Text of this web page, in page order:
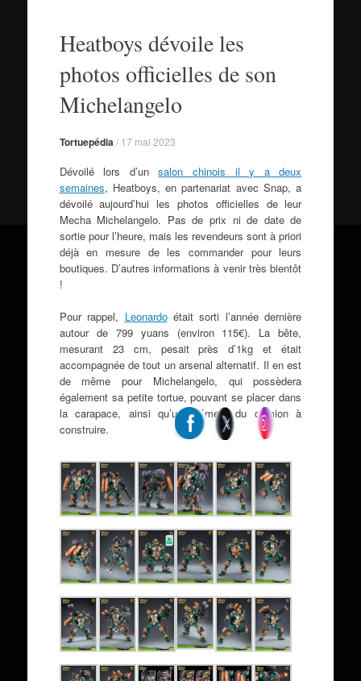
contenuHeatboys dévoile les
photos officielles de son
Michelangelo
Tortuepédia / 17 mai 2023
Dévoilé lors d’unsalon chinois il y a deux
semaines, Heatboys, en partenariat avec Snap, a
dévoilé aujourd’hui les photos officielles de leur
Mecha Michelangelo. Pas de prix ni de date de
sortie pour l’heure, mais les revendeurs sont à priori
déjà en mesure de les commander pour leurs
boutiques. D’autres informations à venir très bientôt
!
Pour rappel, Leonardoétait sorti l’année dernière
autour de 799 yuans (environ 115€). La bête,
mesurant 23 cm, pesait près d’1kg et était
accompagnée de tout un arsenal alternatif. Il en est
de même pour Michelangelo, qui possèdera
également sa petite tortue, pouvant se placer dans
la carapace, ainsi qu’un élément du camion à
construire.